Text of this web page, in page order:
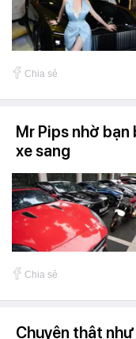
Chia sẻ
Mr Pips nhờ
xe sang
Chia sẻ
Chuyện thật